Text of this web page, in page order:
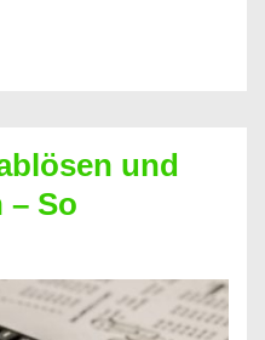
und
– So